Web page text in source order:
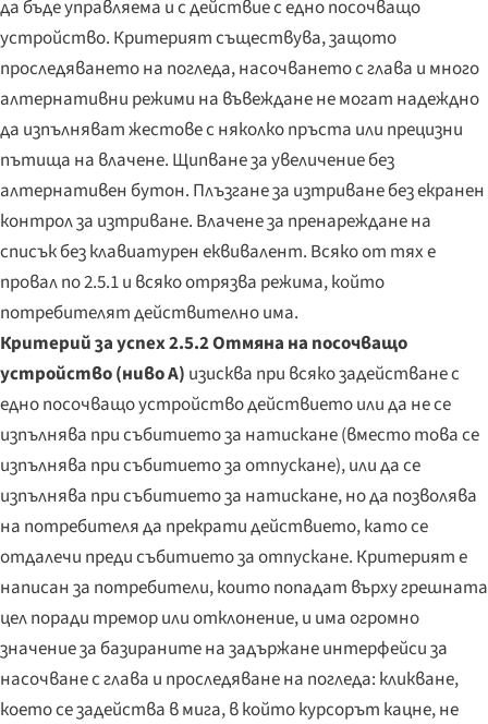
да бъде управляема и с действие с едно посочващо
устройство. Критерият съществува, защото
проследяването на погледа, насочването с глава и много
алтернативни режими на въвеждане не могат надеждно
да изпълняват жестове с няколко пръста или прецизни
пътища на влачене. Щипване за увеличение без
алтернативен бутон. Плъзгане за изтриване без екранен
контрол за изтриване. Влачене за пренареждане на
списък без клавиатурен еквивалент. Всяко от тях е
провал по 2.5.1 и всяко отрязва режима, който
потребителят действително има.
Критерий за успех 2.5.2 Отмяна на посочващо
устройство (ниво A) изисква при всяко задействане с
едно посочващо устройство действието или да не се
изпълнява при събитието за натискане (вместо това се
изпълнява при събитието за отпускане), или да се
изпълнява при събитието за натискане, но да позволява
на потребителя да прекрати действието, като се
отдалечи преди събитието за отпускане. Критерият е
написан за потребители, които попадат върху грешната
цел поради тремор или отклонение, и има огромно
значение за базираните на задържане интерфейси за
насочване с глава и проследяване на погледа: кликване,
което се задейства в мига, в който курсорът кацне, не